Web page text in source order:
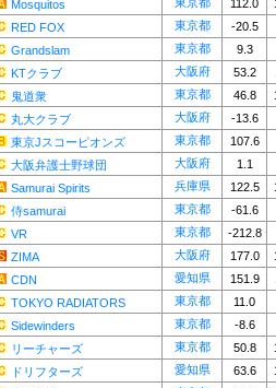
Mosquitos 112.0
RED FOX 東京都
-20.5
Grandslam 東京都
9.3
KTクラブ 大阪府 53.2
鬼道衆 東京都 46.8
丸大クラブ 大阪府
-13.6
東京Jスコーピオンズ 東京都
107.6
大阪弁護士野球団 大阪府
1.1
Samurai Spirits 兵庫県 122.5
侍samurai 東京都
-61.6
VR 東京都
-212.8
ZIMA 大阪府 177.0
CDN 愛知県 151.9
TOKYO RADIATORS 東京都
11.0
Sidewinders 東京都
-8.6
リーチャーズ 東京都 50.8
ドリフターズ 愛知県 63.6